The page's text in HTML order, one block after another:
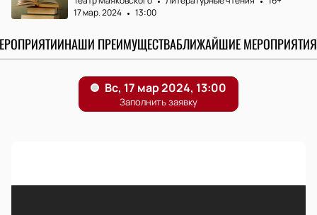
17 мар. 2024
13:00
НАШИ ПРЕИМУЩЕСТВАБЛИЖАЙШИЕ МЕРОПРИЯТИЯ